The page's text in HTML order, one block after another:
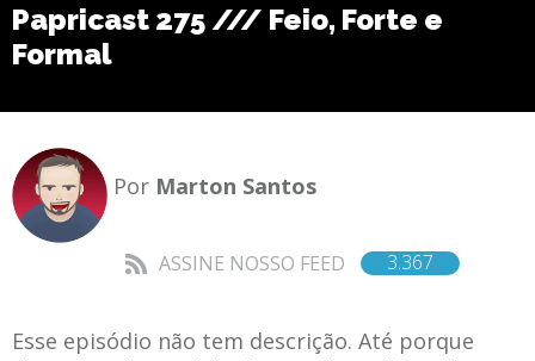
Papricast 275 /// Feio, Forte e
Formal
Por Marton Santos
ASSINE NOSSO FEED 3.367
Esse episódio não tem descrição. Até porque